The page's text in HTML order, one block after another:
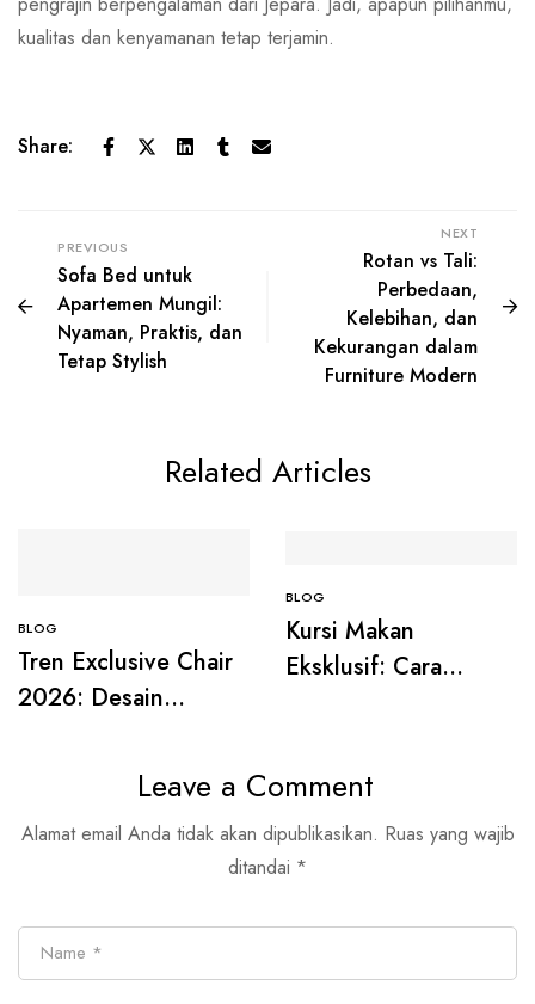
kualitas dan kenyamanan tetap terjamin.
Share:
PREVIOUS
Sofa Bed untuk
Apartemen Mungil:
Nyaman, Praktis, dan
Tetap Stylish
NEXT
Rotan vs Tali:
Perbedaan,
Kelebihan, dan
Kekurangan dalam
Furniture Modern
Related Articles
BLOG
Tren Exclusive Chair
2026: Desain
dan Timeless
BLOG
Kursi Makan
Eksklusif: Cara
Mewah
Leave a Comment
Alamat email Anda tidak akan dipublikasikan. Ruas yang wajib
ditandai *